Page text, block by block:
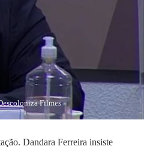
Filmes
Dandara Ferreira insiste